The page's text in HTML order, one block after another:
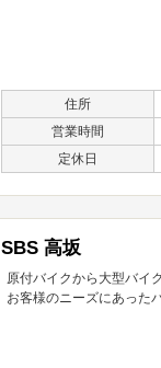
住所
営業時間
定休日
SBS 高坂
原付バイクから大型バイ
お客様のニーズにあった